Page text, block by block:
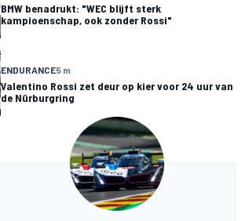
BMW benadrukt: "WEC blijft sterk
kampioenschap, ook zonder Rossi"
ENDURANCE5 m
Valentino Rossi zet deur op kier voor 24 uur van
de Nürburgring